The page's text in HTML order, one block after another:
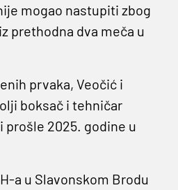
mogao nastupiti zbog
prethodna dva meča u
prvaka, Veočić i
boksač i tehničar
2025. godine u
a u Slavonskom Brodu